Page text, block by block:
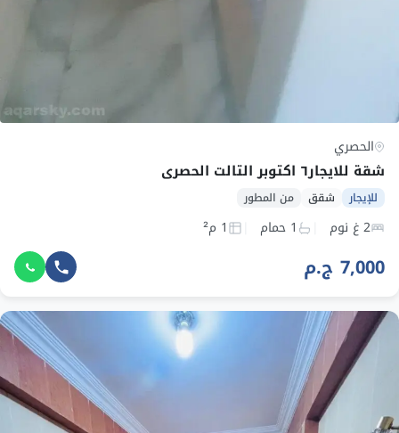
الحصري
شقة للايجار٦ اكتوبر التالت الحصري
للإيجار شقق من المطور
2 غ نوم 1 حمام 1 م²
7,000 ج.م